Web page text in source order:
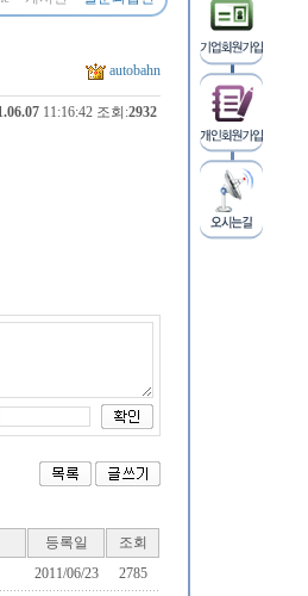
autobahn
11:16:42 조회:2932
등록일
조회
2011/06/23
2785